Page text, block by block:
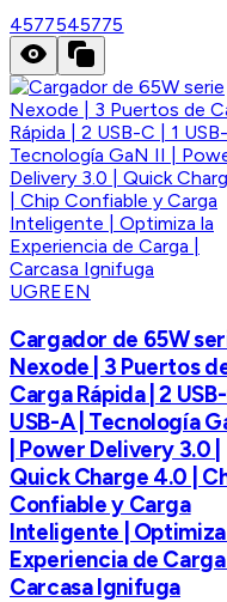
4577545775
UGREEN
Cargador de 65W
Nexode | 3 Puertos
Carga Rápida | 2
USB-A | Tecnología
| Power Delivery 3.0 |
Quick Charge 4.0 |
Confiable y Carga
Inteligente |
Experiencia de Carga |
Carcasa Ignifuga